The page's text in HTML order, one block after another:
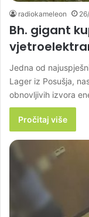
radiokameleon
Bh. gigant
Jedna od
Lager iz Posušja,
obnovljivih izvora
Pročitaj više